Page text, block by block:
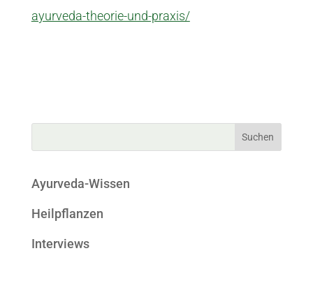
ayurveda-theorie-und-praxis/
Ayurveda-Wissen
Heilpflanzen
Interviews